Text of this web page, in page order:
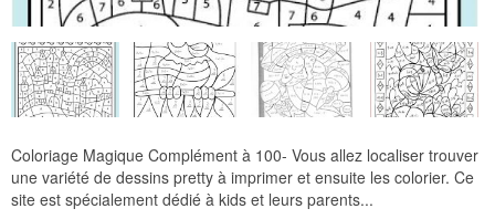
Coloriage Magique Complément à 100- Vous allez localiser trouver
une variété de dessins pretty à imprimer et ensuite les colorier. Ce
site est spécialement dédié à kids et leurs parents...